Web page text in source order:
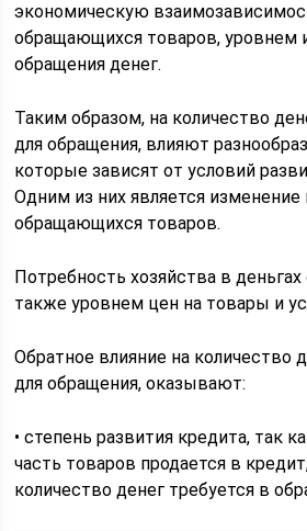
экономическую
обращающихся товаров, уровнем
обращения денег.
Таким образом, на количество
для обращения, влияют
которые зависят от условий
Одним из них является изменение
обращающихся товаров.
Потребность хозяйства в деньгах
также уровнем цен на товары и
Обратное влияние на количество
для обращения, оказывают:
• степень развития кредита, так
часть товаров продается в
количество денег требуется в